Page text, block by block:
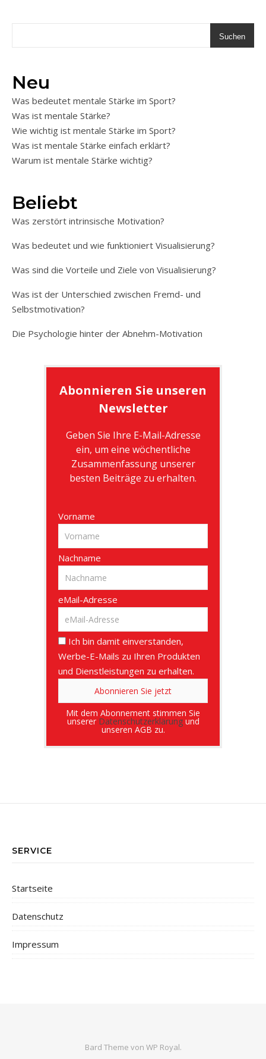
Suchen
Neu
Was bedeutet mentale Stärke im Sport?
Was ist mentale Stärke?
Wie wichtig ist mentale Stärke im Sport?
Was ist mentale Stärke einfach erklärt?
Warum ist mentale Stärke wichtig?
Beliebt
Was zerstört intrinsische Motivation?
Was bedeutet und wie funktioniert Visualisierung?
Was sind die Vorteile und Ziele von Visualisierung?
Was ist der Unterschied zwischen Fremd- und
Selbstmotivation?
Die Psychologie hinter der Abnehm-Motivation
Abonnieren Sie unseren
Newsletter
Geben Sie Ihre E-Mail-Adresse
ein, um eine wöchentliche
Zusammenfassung unserer
besten Beiträge zu erhalten.
Vorname
Nachname
eMail-Adresse
Ich bin damit einverstanden,
Werbe-E-Mails zu Ihren Produkten
und Dienstleistungen zu erhalten.
Mit dem Abonnement stimmen Sie
unserer Datenschutzerklärungund
unseren AGB zu.
SERVICE
Startseite
Datenschutz
Impressum
Bard Theme von WP Royal.